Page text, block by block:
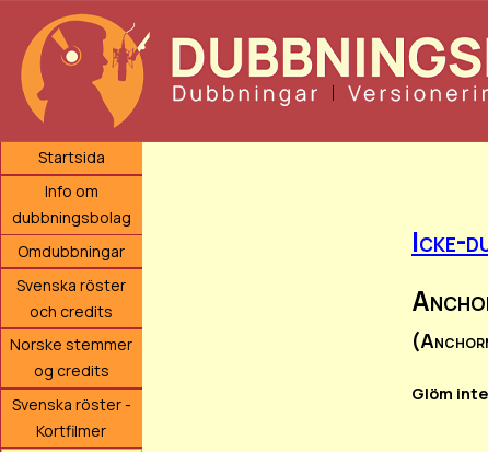
Startsida
Info om
dubbningsbolag
Omdubbningar
Svenska röster
och credits
Norske stemmer
og credits
Svenska röster -
Kortfilmer
Icke-
Glöm